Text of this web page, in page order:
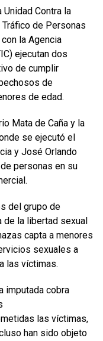
Contra la
de Personas
la Agencia
ejecutan dos
de cumplir
de
de edad.
Mata de Caña y la
se ejecutó el
y José Orlando
personas en su
del grupo de
la libertad sexual
capta a menores
sexuales a
las víctimas.
imputada cobra
las víctimas,
han sido objeto